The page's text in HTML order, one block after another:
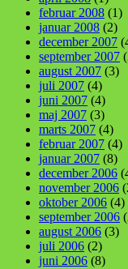
februar 2008 (1)
januar 2008 (2)
december 2007
september 2007
august 2007 (3)
juli 2007 (4)
juni 2007 (4)
maj 2007 (3)
marts 2007 (4)
februar 2007 (4)
januar 2007 (8)
december 2006
november 2006
oktober 2006 (4)
september 2006
august 2006 (3)
juli 2006 (2)
juni 2006 (8)